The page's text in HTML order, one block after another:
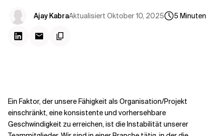
Ajay KabraAktualisiert Oktober 10, 2025 5 Minuten
Ein Faktor, der unsere Fähigkeit als Organisation/Projekt
einschränkt, eine konsistente und vorhersehbare
Geschwindigkeit zu erreichen, ist die Instabilität unserer